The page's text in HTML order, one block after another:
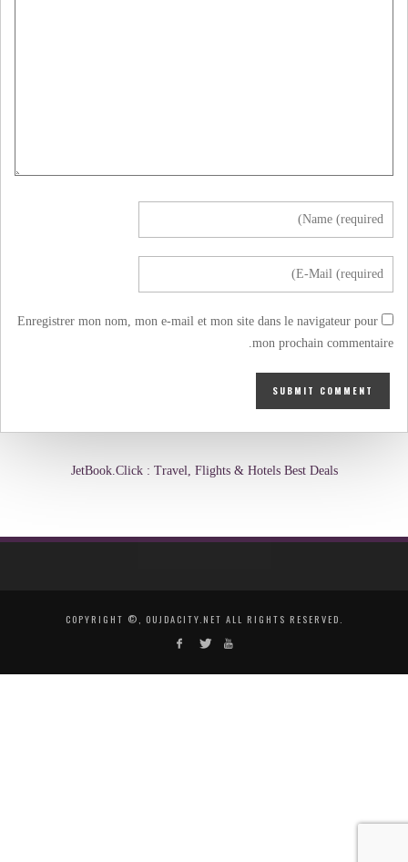
Enregistrer mon nom, mon e-mail et mon site dans le navigateur pour
mon prochain commentaire.
JetBook.Click : Travel, Flights & Hotels Best Deals
COPYRIGHT ©, OUJDACITY.NET ALL RIGHTS RESERVED.